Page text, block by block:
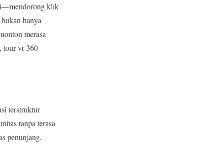
klik
hanya
merasa
tour vr 360
terstruktur
tanpa terasa
penunjang,